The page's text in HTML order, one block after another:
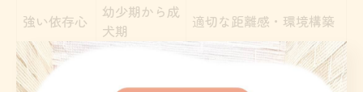
強い依存心
幼少期から成
犬期
適切な距離感・環境構築
興奮しやす
い
落ち着くまでのしつけ、